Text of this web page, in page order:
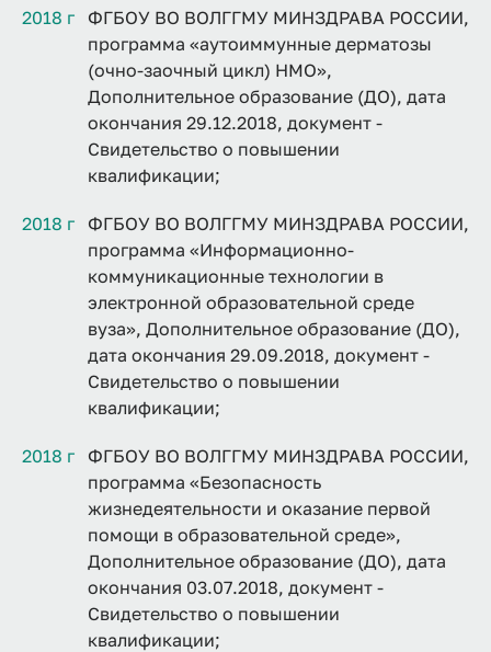
2018 г
ФГБОУ ВО ВОЛГГМУ МИНЗДРАВА РОССИИ,
программа «аутоиммунные дерматозы
(очно-заочный цикл) НМО»,
Дополнительное образование (ДО), дата
окончания 29.12.2018, документ -
Свидетельство о повышении
квалификации;
2018 г
ФГБОУ ВО ВОЛГГМУ МИНЗДРАВА РОССИИ,
программа «Информационно-
коммуникационные технологии в
электронной образовательной среде
вуза», Дополнительное образование (ДО),
дата окончания 29.09.2018, документ -
Свидетельство о повышении
квалификации;
2018 г
ФГБОУ ВО ВОЛГГМУ МИНЗДРАВА РОССИИ,
программа «Безопасность
жизнедеятельности и оказание первой
помощи в образовательной среде»,
Дополнительное образование (ДО), дата
окончания 03.07.2018, документ -
Свидетельство о повышении
квалификации;